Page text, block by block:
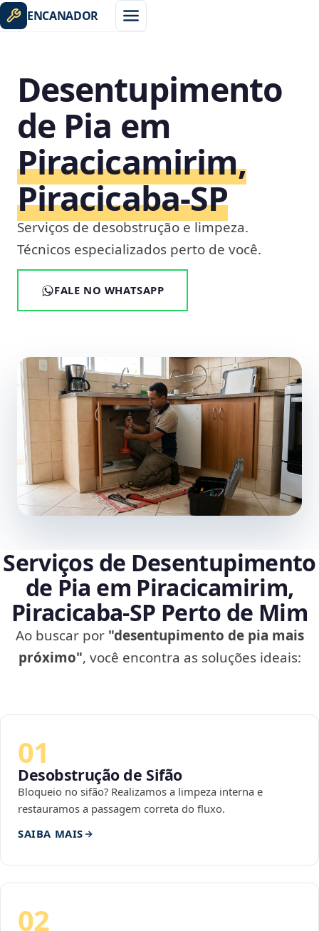
ENCANADOR
Desentupimento
de Pia em
Piracicamirim,
Piracicaba‑SP
Serviços de desobstrução e limpeza.
Técnicos especializados perto de você.
FALE NO WHATSAPP
Serviços de Desentupimento
de Pia em Piracicamirim,
Piracicaba‑SP Perto de Mim
Ao buscar por "desentupimento de pia mais
próximo", você encontra as soluções ideais:
01
Desobstrução de Sifão
Bloqueio no sifão? Realizamos a limpeza interna e
restauramos a passagem correta do fluxo.
SAIBA MAIS
02